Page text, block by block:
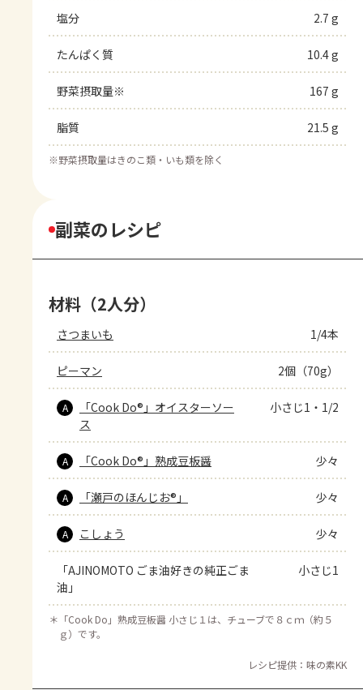
塩分 2.7 g
たんぱく質 10.4 g
野菜摂取量※ 167 g
脂質 21.5 g
※野菜摂取量はきのこ類・いも類を除く
副菜のレシピ
材料（2人分）
さつまいも 1/4本
ピーマン 2個（70g）
A
「Cook Do®」オイスターソー
ス
小さじ1・1/2
A 「Cook Do®」熟成豆板醤 少々
A 「瀬戸のほんじお®」 少々
A こしょう 少々
「AJINOMOTO ごま油好きの純正ごま
油」
小さじ1
＊ 「Cook Do」熟成豆板醤 小さじ１は、チューブで８ｃｍ（約５
ｇ）です。
レシピ提供：味の素KK